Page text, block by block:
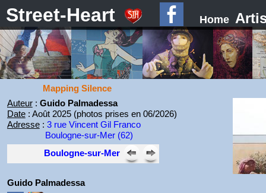
Street-Heart Home
Auteur: Guido Palmadessa
Date: Août 2025 (photos prises en 06/2026)
Adresse: 3 rue Vincent Gil Franco
Boulogne-sur-Mer (62)
Boulogne-sur-Mer
Guido Palmadessa
Mapping Silence